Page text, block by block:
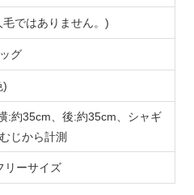
ではありません。)
グ
)
:約35cm、後:約35cm、シャギ
じから計測
リーサイズ